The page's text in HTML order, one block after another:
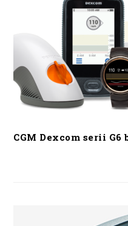
CGM Dexcom serii